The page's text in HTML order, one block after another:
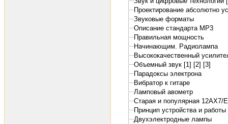
Проектирование абсолютно
Звуковые форматы
Описание стандарта MP3
Правильная мощность
Начинающим. Радиолампа
Высококачественный
Объемный звук [1] [2] [3]
Парадоксы электрона
Вибратор к гитаре
Ламповый авометр
Старая и популярная 12АХ7/
Принцип устройства и
Двухэлектродные лампы